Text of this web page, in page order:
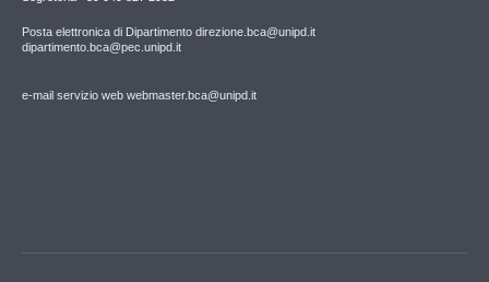
Posta elettronica di Dipartimento direzione.bca@unipd.it
dipartimento.bca@pec.unipd.it
e-mail servizio web webmaster.bca@unipd.it